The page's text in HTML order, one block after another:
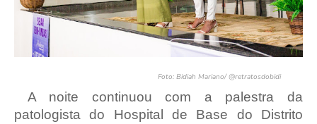
Foto: Bidiah Mariano/ @retratosdobidi
A noite continuou com a palestra da
patologista do Hospital de Base do Distrito